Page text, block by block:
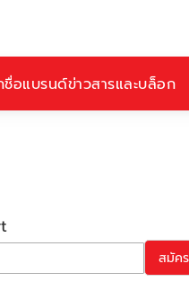
ชื่อแบรนด์ข่าวสารและบล็อก
สมัค